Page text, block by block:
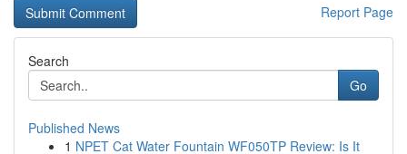
Report Page
Search
Go
Published News
1 NPET Cat Water Fountain WF050TP Review: Is It